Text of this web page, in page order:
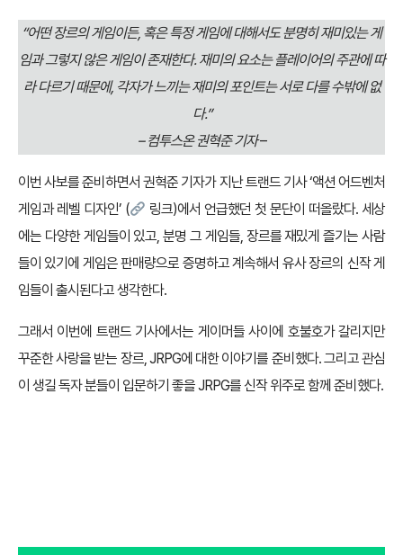
“어떤 장르의 게임이든, 혹은 특정 게임에 대해서도 분명히 재미있는 게
임과 그렇지 않은 게임이 존재한다. 재미의 요소는 플레이어의 주관에 따
라 다르기 때문에, 각자가 느끼는 재미의 포인트는 서로 다를 수밖에 없
다.”
– 컴투스온 권혁준 기자–
이번 사보를 준비하면서 권혁준 기자가 지난 트랜드 기사 ‘액션 어드벤처
게임과 레벨 디자인’ (
링크)에서 언급했던 첫 문단이 떠올랐다. 세상
에는 다양한 게임들이 있고, 분명 그 게임들, 장르를 재밌게 즐기는 사람
들이 있기에 게임은 판매량으로 증명하고 계속해서 유사 장르의 신작 게
임들이 출시된다고 생각한다.
그래서 이번에 트랜드 기사에서는 게이머들 사이에 호불호가 갈리지만
꾸준한 사랑을 받는 장르, JRPG에 대한 이야기를 준비했다. 그리고 관심
이 생길 독자 분들이 입문하기 좋을 JRPG를 신작 위주로 함께 준비했다.